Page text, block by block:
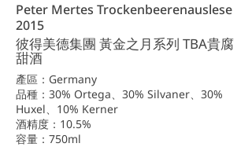
Peter Mertes Trockenbeerenauslese
2015
彼得美德集團 黃金之月系列 TBA貴腐
甜酒
產區：Germany
品種：30% Ortega、30% Silvaner、30%
Huxel、10% Kerner
酒精度：10.5%
容量：750ml